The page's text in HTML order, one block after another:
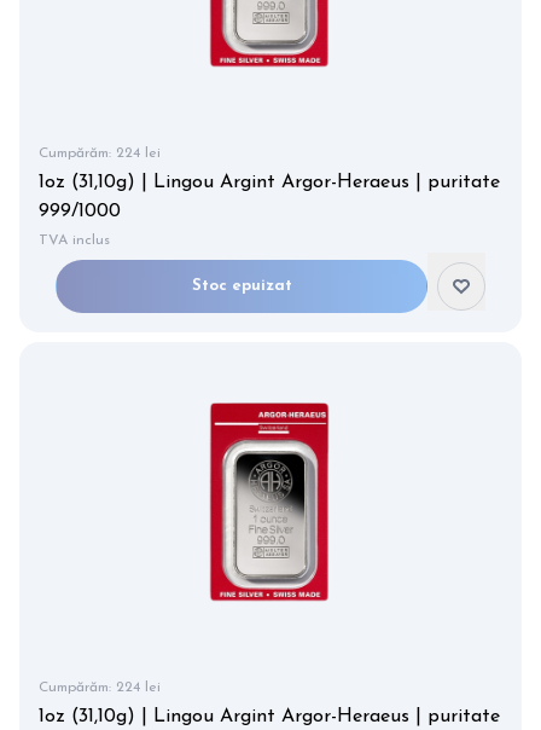
Cumpărăm: 224 lei
1oz (31,10g) | Lingou Argint Argor-Heraeus | puritate
999/1000
TVA inclus
Stoc epuizat
Cumpărăm: 224 lei
1oz (31,10g) | Lingou Argint Argor-Heraeus | puritate